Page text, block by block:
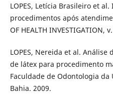
LOPES, Letícia Brasileiro et
procedimentos após
OF HEALTH INVESTIGATION,
LOPES, Nereida et al.
de látex para procedimento
Faculdade de Odontologia da
Bahia. 2009.